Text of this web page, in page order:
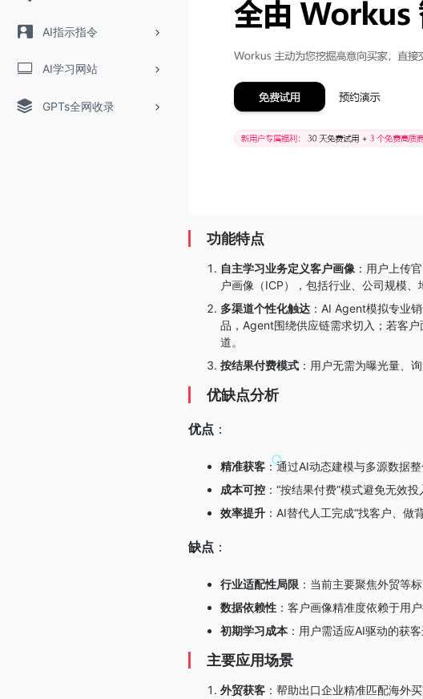
AI指示指令
AI学习网站
GPTs全网收录
功能特点
自主学习业务定义客户画像 ：用户上传
户画像（ICP），包括行业、公司规模
多渠道个性化触达 ：AI Agent模拟专业
品，Agent围绕供应链需求切入；若客
道。
按结果付费模式 ：用户无需为曝光量、
优缺点分析
优点 ：
精准获客 ：通过AI动态建模与多源数据
成本可控 ：“按结果付费”模式避免无效
效率提升 ：AI替代人工完成“找客户、做
缺点 ：
行业适配性局限 ：当前主要聚焦外贸等
数据依赖性 ：客户画像精准度依赖于用
初期学习成本 ：用户需适应AI驱动的获
主要应用场景
外贸获客 ：帮助出口企业精准匹配海外